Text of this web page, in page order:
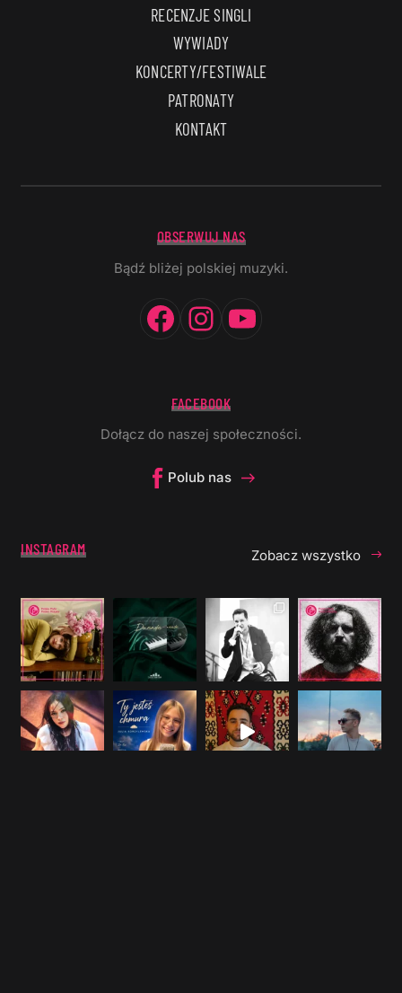
RECENZJE SINGLI
WYWIADY
KONCERTY/FESTIWALE
PATRONATY
KONTAKT
OBSERWUJ NAS
Bądź bliżej polskiej muzyki.
Facebook
Instagram
FACEBOOK
Dołącz do naszej społeczności.
Polub nas
INSTAGRAM Zobacz wszystko